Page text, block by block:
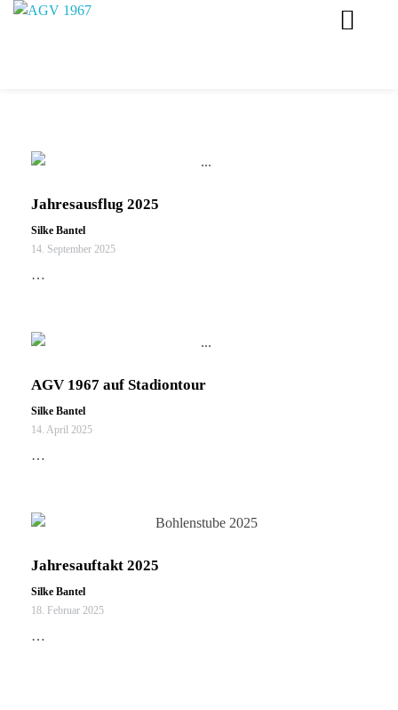
Jahresausflug 2025
14. September 2025
Silke Bantel
…
AGV 1967 auf Stadiontour
14. April 2025
Silke Bantel
…
Jahresauftakt 2025
18. Februar 2025
Silke Bantel
…